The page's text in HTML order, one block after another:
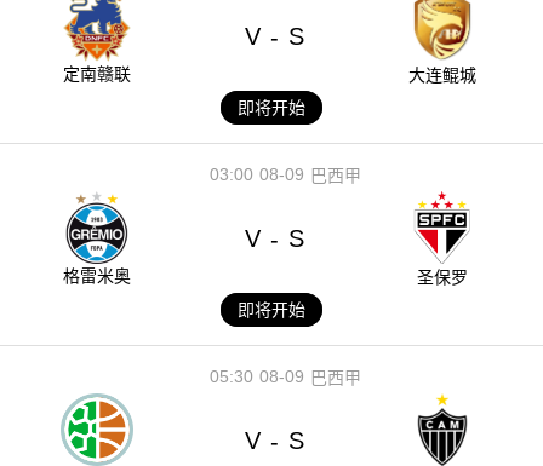
定南赣联
V - S
大连鲲城
即将开始
08-09
03:00 巴西甲
格雷米奥
V - S
圣保罗
即将开始
08-09
05:30 巴西甲
V - S